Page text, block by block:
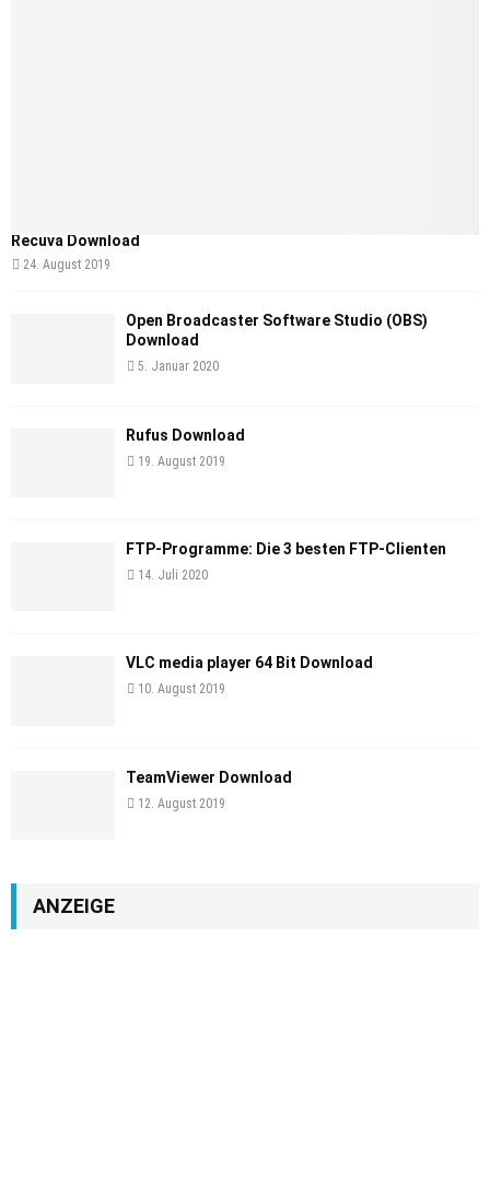
Recuva Download
24. August 2019
Open Broadcaster Software Studio (OBS)
Download
5. Januar 2020
Rufus Download
19. August 2019
FTP-Programme: Die 3 besten FTP-Clienten
14. Juli 2020
VLC media player 64 Bit Download
10. August 2019
TeamViewer Download
12. August 2019
ANZEIGE